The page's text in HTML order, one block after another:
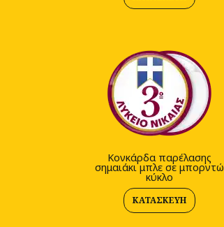
Κονκάρδα παρέλασης
σημαιάκι μπλε σε μπορντώ
κύκλο
ΚΑΤΑΣΚΕΥΉ